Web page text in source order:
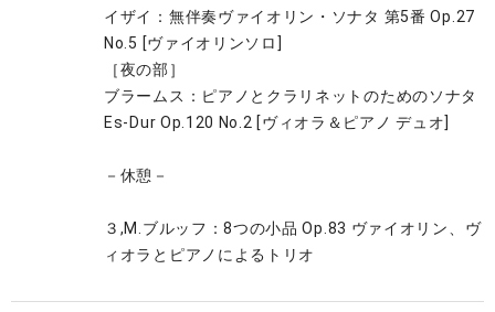
イザイ：無伴奏ヴァイオリン・ソナタ 第5番 Op.27
No.5 [ヴァイオリンソロ]
［夜の部］
ブラームス：ピアノとクラリネットのためのソナタ
Es-Dur Op.120 No.2 [ヴィオラ＆ピアノ デュオ]
－休憩－
３,M.ブルッフ：8つの小品 Op.83 ヴァイオリン、ヴ
ィオラとピアノによるトリオ